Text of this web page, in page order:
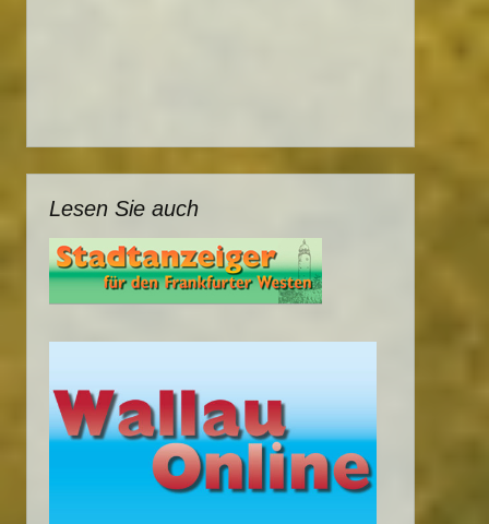
Lesen Sie auch